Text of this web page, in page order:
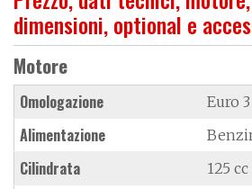
dimensioni, optional e
Motore
Omologazione Euro 3
Alimentazione
Cilindrata 125 cc